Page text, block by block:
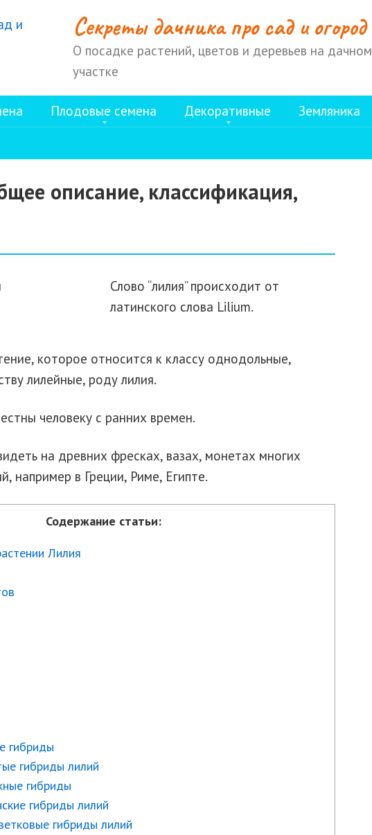
Cекреты дачника про сад и огород
О посадке растений, цветов и деревьев на дачном
участке
Плодовые семена Декоративные Земляника
описание, классификация,
Слово “лилия” происходит от
латинского слова Lilium.
которое относится к классу однодольные,
лилейные, роду лилия.
человеку с ранних времен.
на древних фресках, вазах, монетах многих
например в Греции, Риме, Египте.
Содержание статьи:
Лилия
гибриды
гибриды лилий
гибриды
гибриды лилий
гибриды лилий